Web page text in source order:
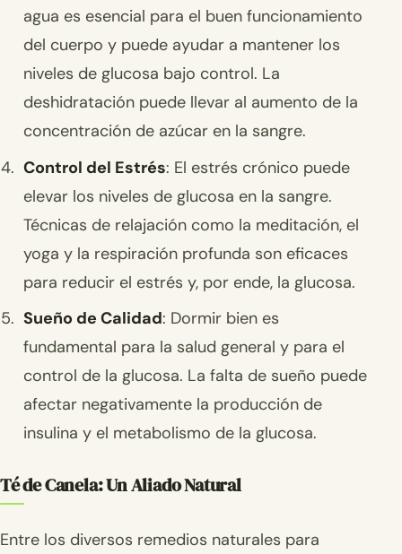
agua es esencial para el buen funcionamiento
del cuerpo y puede ayudar a mantener los
niveles de glucosa bajo control. La
deshidratación puede llevar al aumento de la
concentración de azúcar en la sangre.
Control del Estrés: El estrés crónico puede
elevar los niveles de glucosa en la sangre.
Técnicas de relajación como la meditación, el
yoga y la respiración profunda son eficaces
para reducir el estrés y, por ende, la glucosa.
Sueño de Calidad: Dormir bien es
fundamental para la salud general y para el
control de la glucosa. La falta de sueño puede
afectar negativamente la producción de
insulina y el metabolismo de la glucosa.
Té de Canela: Un Aliado Natural
Entre los diversos remedios naturales para